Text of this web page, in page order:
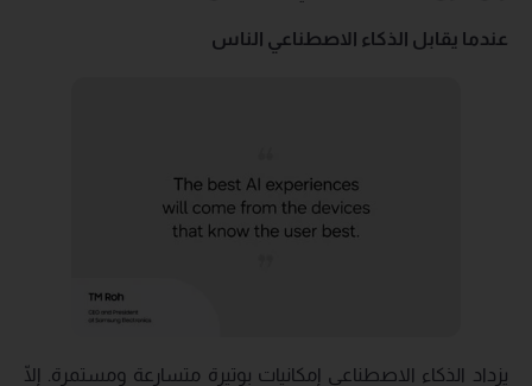
عندما يقابل الذكاء الاصطناعي الناس
يزداد الذكاء الاصطناعي إمكانيات بوتيرة متسارعة ومستمرة. إلّا